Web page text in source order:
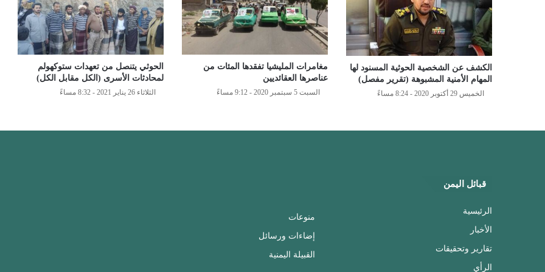
الكشف عن الشخصية الحوثية المسنود لها
المهام الأمنية المشبوهة (تقرير مفصل)
الخميس 29 أكتوبر 2020 - 8:24 مساءً
مغامرات المليشيا تفقدها المئات من
عناصرها العقائديين
السبت 5 سبتمبر 2020 - 9:12 مساءً
الحوثي يتنصل من تعهدات ستوكهولم
لمحادثات الأسرى (الكل مقابل الكل)
الثلاثاء 26 يناير 2021 - 8:32 مساءً
قبائل اليمن
الرئيسية
الأخبار
تقارير وتحقيقات
الرأي
منوعات
إضاءات ورسائل
القبيلة اليمنية